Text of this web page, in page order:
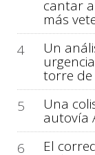
cantar
más
4
Un
torre de
5
Una
autovía
6
El